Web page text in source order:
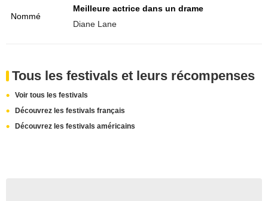
Nommé
Meilleure actrice dans un drame
Diane Lane
Tous les festivals et leurs récompenses
Voir tous les festivals
Découvrez les festivals français
Découvrez les festivals américains